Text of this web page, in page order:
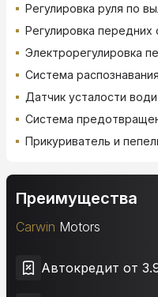
Регулировка руля по
Регулировка
Электрорегулировка
Система
Датчик усталости
Система
Прикуриватель и
Преимущества
Carwin Motors
Автокредит от